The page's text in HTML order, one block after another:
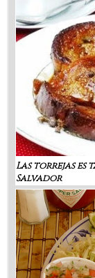
Las torrejas es
Salvador